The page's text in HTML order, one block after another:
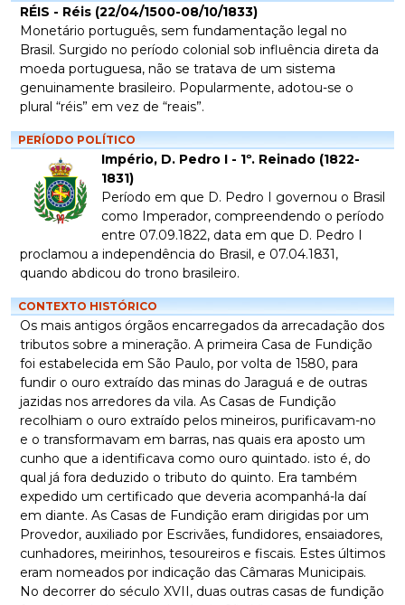
RÉIS - Réis (22/04/1500-08/10/1833)
Monetário português, sem fundamentação legal no
Brasil. Surgido no período colonial sob influência direta da
moeda portuguesa, não se tratava de um sistema
genuinamente brasileiro. Popularmente, adotou-se o
plural “réis” em vez de “reais”.
PERÍODO POLÍTICO
Império, D. Pedro I - 1º. Reinado (1822-
1831)
Período em que D. Pedro I governou o Brasil
como Imperador, compreendendo o período
entre 07.09.1822, data em que D. Pedro I
proclamou a independência do Brasil, e 07.04.1831,
quando abdicou do trono brasileiro.
CONTEXTO HISTÓRICO
Os mais antigos órgãos encarregados da arrecadação dos
tributos sobre a mineração. A primeira Casa de Fundição
foi estabelecida em São Paulo, por volta de 1580, para
fundir o ouro extraído das minas do Jaraguá e de outras
jazidas nos arredores da vila. As Casas de Fundição
recolhiam o ouro extraído pelos mineiros, purificavam-no
e o transformavam em barras, nas quais era aposto um
cunho que a identificava como ouro quintado. isto é, do
qual já fora deduzido o tributo do quinto. Era também
expedido um certificado que deveria acompanhá-la daí
em diante. As Casas de Fundição eram dirigidas por um
Provedor, auxiliado por Escrivães, fundidores, ensaiadores,
cunhadores, meirinhos, tesoureiros e fiscais. Estes últimos
eram nomeados por indicação das Câmaras Municipais.
No decorrer do século XVII, duas outras casas de fundição